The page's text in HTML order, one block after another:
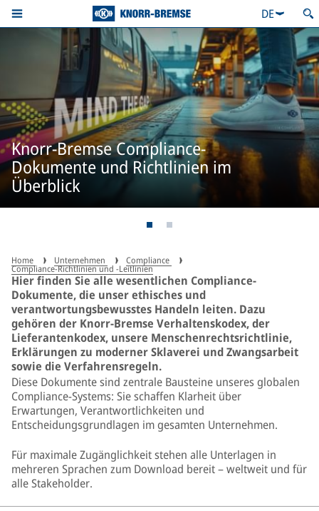
DE
Knorr-Bremse Compliance-
Dokumente und Richtlinien im
Überblick
Home Unternehmen Compliance
Compliance-Richtlinien und -Leitlinien
Hier finden Sie alle wesentlichen Compliance-
Dokumente, die unser ethisches und
verantwortungsbewusstes Handeln leiten. Dazu
gehören der Knorr-Bremse Verhaltenskodex, der
Lieferantenkodex, unsere Menschenrechtsrichtlinie,
Erklärungen zu moderner Sklaverei und Zwangsarbeit
sowie die Verfahrensregeln.
Diese Dokumente sind zentrale Bausteine unseres globalen
Compliance-Systems: Sie schaffen Klarheit über
Erwartungen, Verantwortlichkeiten und
Entscheidungsgrundlagen im gesamten Unternehmen.
Für maximale Zugänglichkeit stehen alle Unterlagen in
mehreren Sprachen zum Download bereit – weltweit und für
alle Stakeholder.